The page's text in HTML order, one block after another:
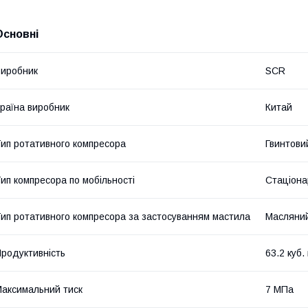
SCR
виробник Китай
ротативного компресора
компресора по мобільності
ротативного компресора за застосуванням мастила
63.2 куб.
тиск 7 МПа